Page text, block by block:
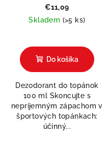
€11,09
Skladem (>5 ks)
hodnotenie
produktu
z
5
hviezdičiek.
Do košíka
Dezodorant do topánok
100 ml Skoncujte s
nepríjemným zápachom v
športových topánkach:
účinný...